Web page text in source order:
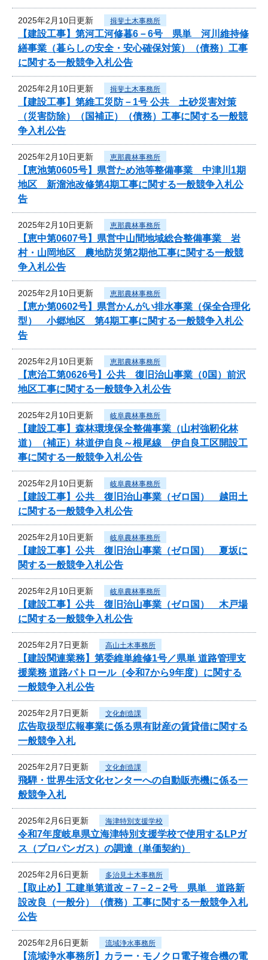
2025年2月10日更新 揖斐土木事務所
【建設工事】第河工河修暮6－6号 県単 河川維持修
繕事業（暮らしの安全・安心確保対策）（債務）工事
に関する一般競争入札公告
2025年2月10日更新 揖斐土木事務所
【建設工事】第維工災防－1号 公共 土砂災害対策
（災害防除）（国補正）（債務）工事に関する一般競
争入札公告
2025年2月10日更新 恵那農林事務所
【恵池第0605号】県営ため池等整備事業 中津川1期
地区 新溜池改修第4期工事に関する一般競争入札公
告
2025年2月10日更新 恵那農林事務所
【恵中第0607号】県営中山間地域総合整備事業 岩
村・山岡地区 農地防災第2期他工事に関する一般競
争入札公告
2025年2月10日更新 恵那農林事務所
【恵か第0602号】県営かんがい排水事業（保全合理化
型） 小郷地区 第4期工事に関する一般競争入札公
告
2025年2月10日更新 恵那農林事務所
【恵治工第0626号】公共 復旧治山事業（0国）前沢
地区工事に関する一般競争入札公告
2025年2月10日更新 岐阜農林事務所
【建設工事】森林環境保全整備事業（山村強靭化林
道）（補正）林道伊自良～根尾線 伊自良工区開設工
事に関する一般競争入札公告
2025年2月10日更新 岐阜農林事務所
【建設工事】公共 復旧治山事業（ゼロ国） 越田土
に関する一般競争入札公告
2025年2月10日更新 岐阜農林事務所
【建設工事】公共 復旧治山事業（ゼロ国） 夏坂に
関する一般競争入札公告
2025年2月10日更新 岐阜農林事務所
【建設工事】公共 復旧治山事業（ゼロ国） 木戸場
に関する一般競争入札公告
2025年2月7日更新 高山土木事務所
【建設関連業務】第委維単維修1号／県単 道路管理支
援業務 道路パトロール（令和7から9年度）に関する
一般競争入札公告
2025年2月7日更新 文化創造課
広告取扱型広報事業に係る県有財産の賃貸借に関する
一般競争入札
2025年2月7日更新 文化創造課
飛騨・世界生活文化センターへの自動販売機に係る一
般競争入札
2025年2月6日更新 海津特別支援学校
令和7年度岐阜県立海津特別支援学校で使用するLPガ
ス（プロパンガス）の調達（単価契約）
2025年2月6日更新 多治見土木事務所
【取止め】工建単第道改－7－2－2号 県単 道路新
設改良（一般分）（債務）工事に関する一般競争入札
公告
2025年2月6日更新 流域浄水事務所
【流域浄水事務所】カラー・モノクロ電子複合機の電